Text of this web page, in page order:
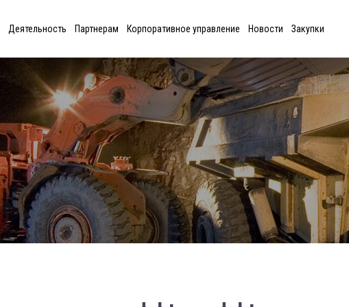
Деятельность Партнерам Корпоративное управление Новости Закупки